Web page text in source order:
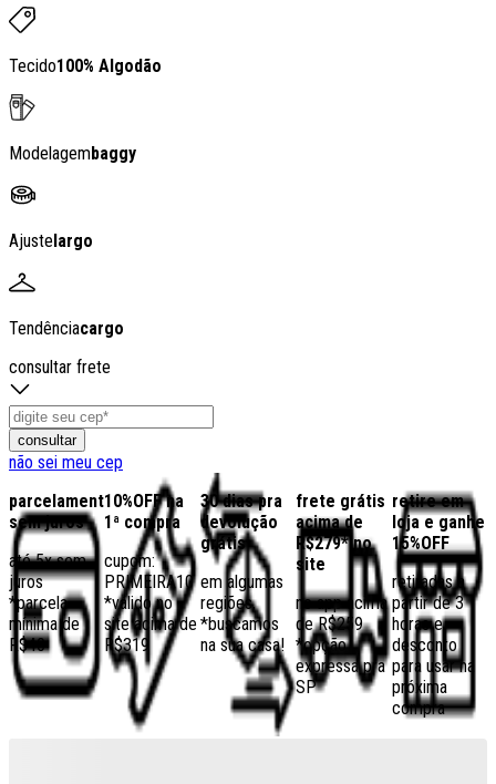
Tecido100% Algodão
Modelagembaggy
Ajustelargo
Tendênciacargo
consultar frete
consultar
não sei meu cep
parcelamento
sem juros
até 5x sem
juros
*parcela
mínima de
R$40
10%OFF na
1ª compra
cupom:
PRIMEIRA10
*válido no
site acima de
R$319
30 dias pra
devolução
grátis
em algumas
regiões,
*buscamos
na sua casa!
frete grátis
acima de
R$279* no
site
no app acima
de R$259
*opção
expressa pra
SP
retire em
loja e ganhe
15%OFF
retiradas a
partir de 3
horas e
desconto
para usar na
próxima
compra